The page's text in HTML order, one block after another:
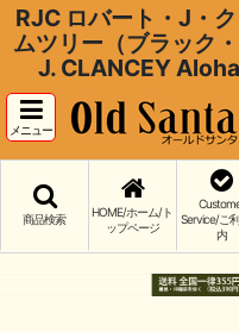
RJC ロバート・J・
ムツリー（ブラック
J. CLANCEY
メニュー
商品検索
HOME/ホーム/ト
ップページ
Service/ご
内